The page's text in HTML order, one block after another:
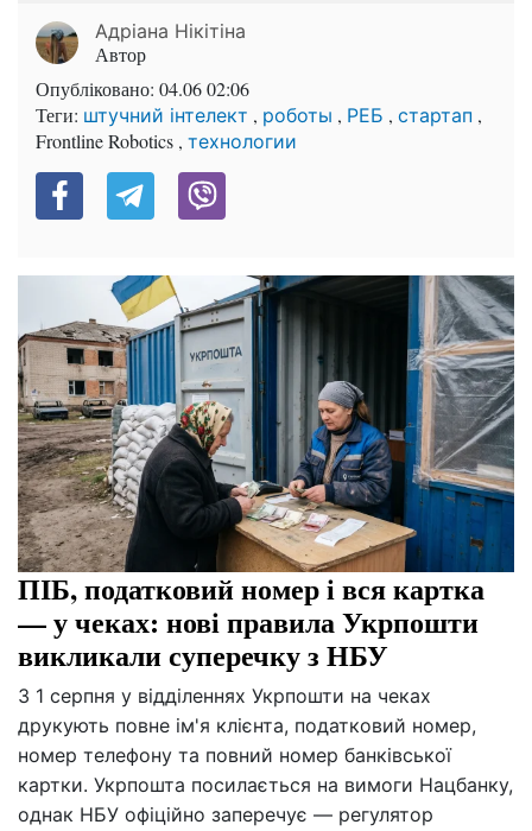
Адріана Нікітіна
Автор
Опубліковано: 04.06 02:06
Теги: штучний інтелект , роботы , РЕБ , стартап ,
Frontline Robotics , технологии
ПІБ, податковий номер і вся картка
— у чеках: нові правила Укрпошти
викликали суперечку з НБУ
З 1 серпня у відділеннях Укрпошти на чеках
друкують повне ім'я клієнта, податковий номер,
номер телефону та повний номер банківської
картки. Укрпошта посилається на вимоги Нацбанку,
однак НБУ офіційно заперечує — регулятор